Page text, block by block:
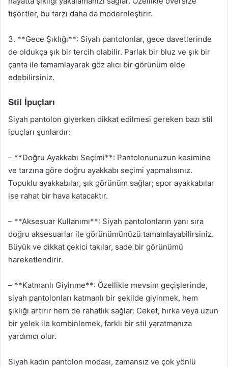
tişörtler, bu tarzı daha da modernleştirir.
3. **Gece Şıklığı**: Siyah pantolonlar, gece davetlerinde
de oldukça şık bir tercih olabilir. Parlak bir bluz ve şık bir
çanta ile tamamlayarak göz alıcı bir görünüm elde
edebilirsiniz.
Stil İpuçları
Siyah pantolon giyerken dikkat edilmesi gereken bazı stil
ipuçları şunlardır:
– **Doğru Ayakkabı Seçimi**: Pantolonunuzun kesimine
ve tarzına göre doğru ayakkabı seçimi yapmalısınız.
Topuklu ayakkabılar, şık görünüm sağlar; spor ayakkabılar
ise rahat bir hava katacaktır.
– **Aksesuar Kullanımı**: Siyah pantolonların yanı sıra
doğru aksesuarlar ile görünümünüzü tamamlayabilirsiniz.
Büyük ve dikkat çekici takılar, sade bir görünümü
hareketlendirir.
– **Katmanlı Giyinme**: Özellikle mevsim geçişlerinde,
siyah pantolonları katmanlı bir şekilde giyinmek, hem
şıklığı artırır hem de rahatlık sağlar. Ceket, hırka veya uzun
bir yelek ile kombinlemek, farklı bir stil yaratmanıza
yardımcı olur.
Siyah kadın pantolon modası, zamansız ve çok yönlü